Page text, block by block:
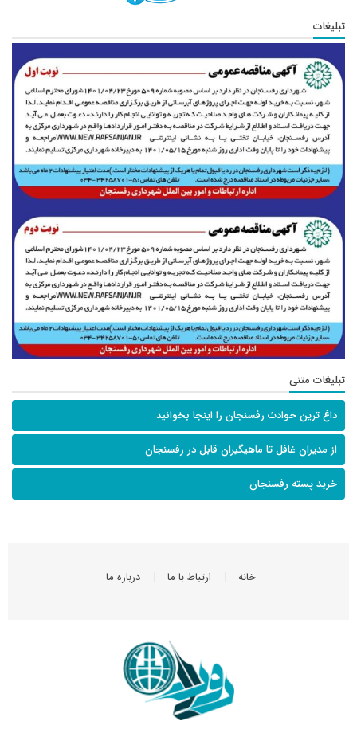
تبلیغات
تبلیغات متنی
داغ ترین حوادث رفسنجان را اینجا بخوانید
از مدیران غافل تا ماهیگیران قابل در رفسنجان
خرید پسته رفسنجان
خانه ارتباط با ما درباره ما